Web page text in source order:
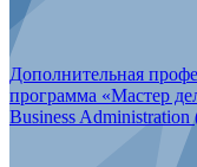
Дополнительная
программа «Мастер
Business